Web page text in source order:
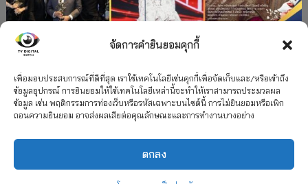
จัดการคำยินยอมคุกกี้
เพื่อมอบประสบการณ์ที่ดีที่สุด เราใช้เทคโนโลยีเช่นคุกกี้เพื่อจัดเก็บและ/หรือเข้าถึง
ข้อมูลอุปกรณ์ การยินยอมให้ใช้เทคโนโลยีเหล่านี้จะทำให้เราสามารถประมวลผล
ข้อมูล เช่น พฤติกรรมการท่องเว็บหรือรหัสเฉพาะบนไซต์นี้ การไม่ยินยอมหรือเพิก
ถอนความยินยอม อาจส่งผลเสียต่อคุณลักษณะและการทำงานบางอย่าง
ตกลง
”คุณพี่เจ้าขาดิฉันเป็นห่านมิใช่หงส์” กวาดรางวัล
เพียบ จาก 8 เวที
2026 TV Digital Watch All Rights Reserved.